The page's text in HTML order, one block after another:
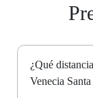
¿Qué
Venecia